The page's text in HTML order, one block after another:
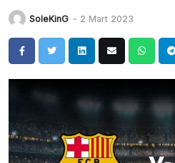
SoleKinG - 2 Mart 2023